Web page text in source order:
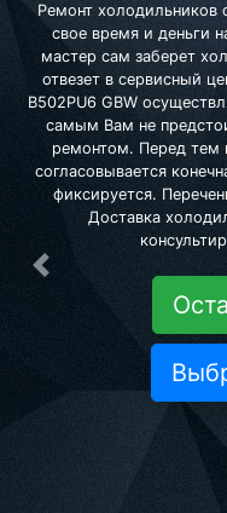
Ремонт холодильников
свое время и деньги
мастер сам заберет
отвезет в сервисный
B502PU6 GBW
самым Вам не
ремонтом. Перед тем
согласовывается
фиксируется.
Доставка
Предыдущая